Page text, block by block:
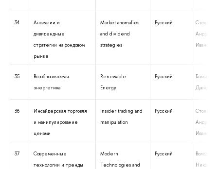
34
Аномалии и
дивидендные
стратегии на фондовом
рынке
Market anomalies
and dividend
strategies
Русский
Столяров
Андрей
Иванович
35
Возобновляемая
энергетика
Renewable
Energy
Русский
Газман
Давидович
36
Инсайдерская торговля
и манипулирование
ценами
Insider trading and
manipulation
Русский
Столяров
Андрей
Иванович
37
Современные
технологии и тренды
Modern
Technologies and
Русский
Володин